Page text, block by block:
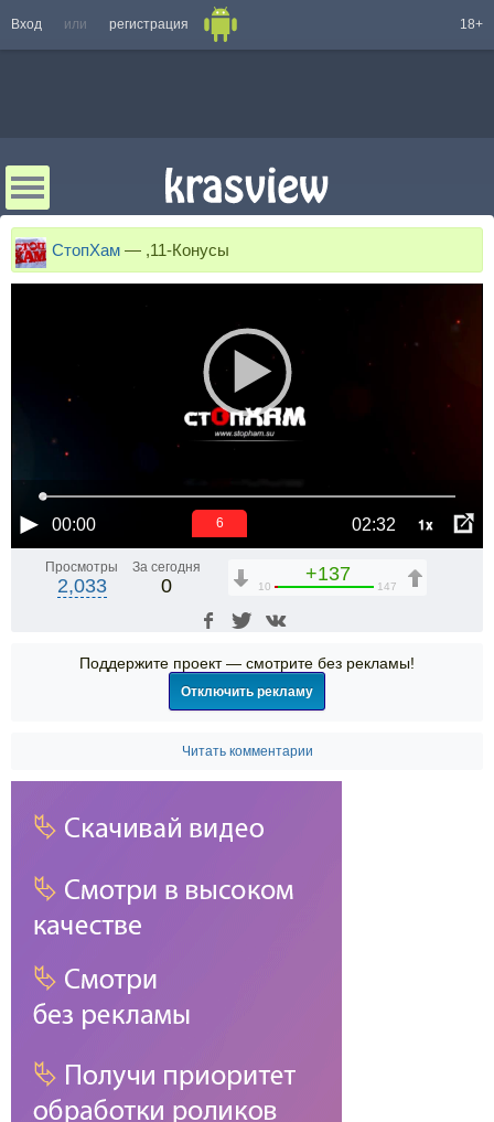
Вход или регистрация 18+
СтопХам — ,11-Конусы
00:00 02:32 1x
6
Просмотры
2,033
За сегодня
0
+137
10 147
Поддержите проект — смотрите без рекламы!
Отключить рекламу
Читать комментарии